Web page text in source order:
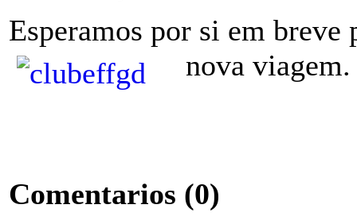
Esperamos por si em breve
nova viagem.
Comentarios (0)